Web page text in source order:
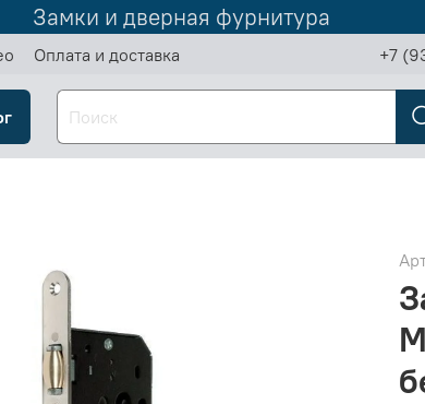
Замки и дверная фурнитура
Оплата и доставка +7